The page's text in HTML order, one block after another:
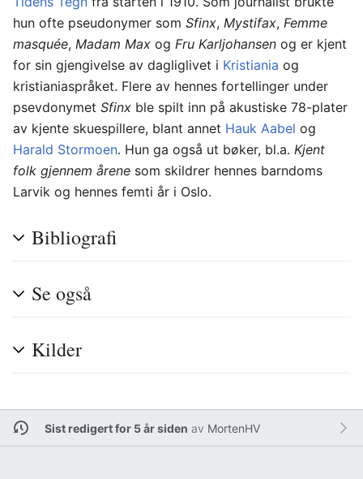
hun ofte pseudonymer som Sfinx, Mystifax, Femme
masquée, Madam Max og Fru Karljohansen og er kjent
for sin gjengivelse av dagliglivet i Kristiania og
kristianiaspråket. Flere av hennes fortellinger under
psevdonymet Sfinx ble spilt inn på akustiske 78-plater
av kjente skuespillere, blant annet Hauk Aabel og
Harald Stormoen. Hun ga også ut bøker, bl.a. Kjent
folk gjennem årene som skildrer hennes barndoms
Larvik og hennes femti år i Oslo.
Bibliografi
Se også
Kilder
Sist redigert for 5 år siden av MortenHV